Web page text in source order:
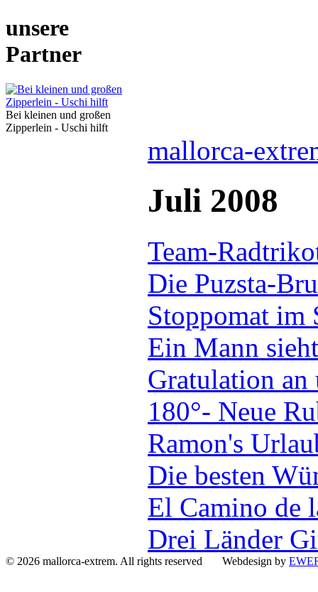
unsere
Partner
Bei kleinen und großen
Zipperlein - Uschi hilft
mallorca-
Juli 2008
Team-
Die Puzsta-
Stoppomat im
Ein Mann
Gratulation an
180°- Neue
Ramon's
Die besten
El Camino de
Drei Länder
© 2026 mallorca-extrem. All rights reserved Webdesign by